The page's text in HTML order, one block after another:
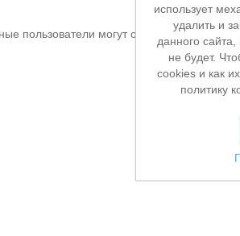
пользователи могут оставлять отзывы
использует
удалить и
данного сайта,
не будет.
cookies и как
политику